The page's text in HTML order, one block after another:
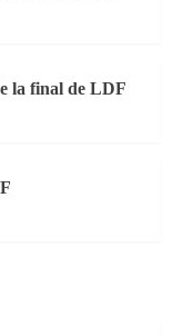
la final de LDF